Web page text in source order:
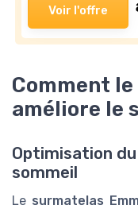
Voir l'offre
Comment
améliore le
Optimisation
sommeil
Le surmatelas